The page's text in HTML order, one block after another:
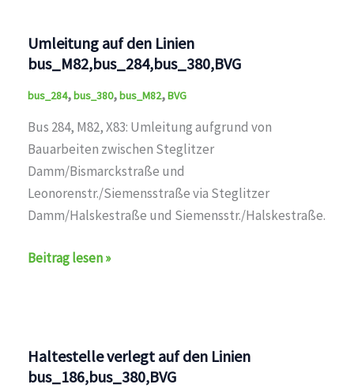
Umleitung auf den Linien
bus_M82,bus_284,bus_380,BVG
bus_284,bus_380,bus_M82,BVG
Bus 284, M82, X83: Umleitung aufgrund von
Bauarbeiten zwischen Steglitzer
Damm/Bismarckstraße und
Leonorenstr./Siemensstraße via Steglitzer
Damm/Halskestraße und Siemensstr./Halskestraße.
Umleitung
Beitrag lesen »
Haltestelle verlegt auf den Linien
bus_186,bus_380,BVG